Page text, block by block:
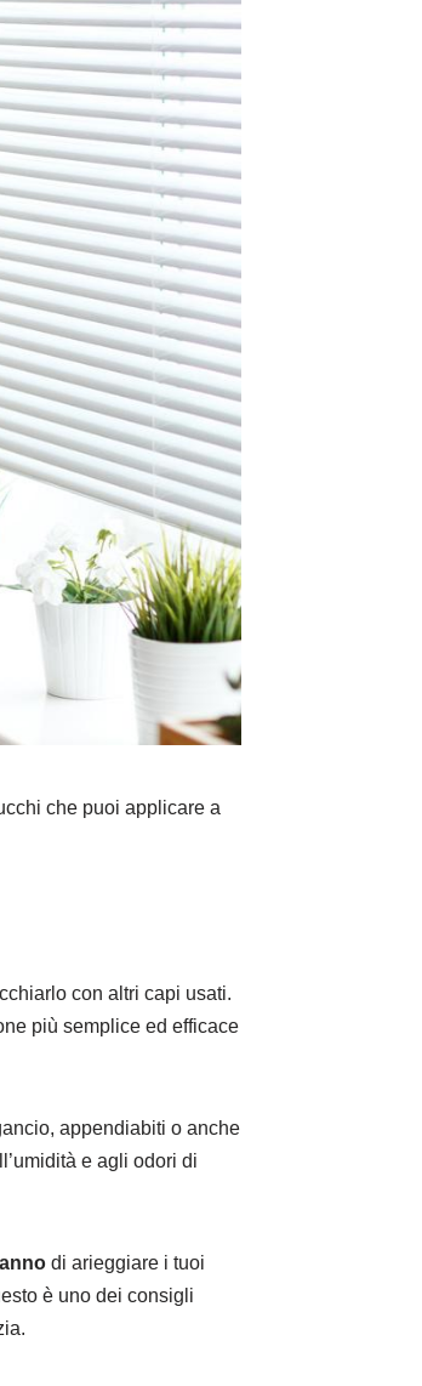
che puoi applicare a
con altri capi usati.
più semplice ed efficace
appendiabiti o anche
e agli odori di
di arieggiare i tuoi
è uno dei consigli